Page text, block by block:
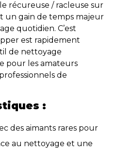
récureuse / racleuse sur
un gain de temps majeur
quotidien. C’est
est rapidement
de nettoyage
pour les amateurs
de
:
des aimants rares pour
au nettoyage et une